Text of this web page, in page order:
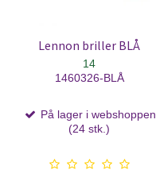
Lennon briller BLÅ
14
1460326-BLÅ
På lager i webshoppen
(24 stk.)